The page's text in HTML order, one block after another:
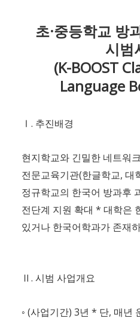
초·중등학교 방
시범
(K-BOOST
Language
Ⅰ . 추진배경
현지학교와 긴밀한 네트워
전문교육기관(한글학교, 대
정규학교의 한국어 방과후
전단계 지원 확대 * 대학은
있거나 한국어학과가 존재
Ⅱ . 시범 사업개요
◦ (사업기간) 3년 * 단, 매년